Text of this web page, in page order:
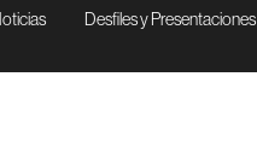
Desfiles y Presentaciones